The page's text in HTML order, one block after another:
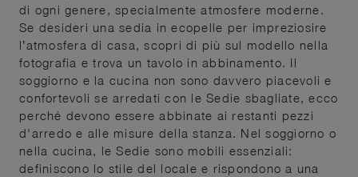
di ogni genere, specialmente atmosfere moderne.
Se desideri una sedia in ecopelle per impreziosire
l’atmosfera di casa, scopri di più sul modello nella
fotografia e trova un tavolo in abbinamento. Il
soggiorno e la cucina non sono davvero piacevoli e
confortevoli se arredati con le Sedie sbagliate, ecco
perché devono essere abbinate ai restanti pezzi
d'arredo e alle misure della stanza. Nel soggiorno o
nella cucina, le Sedie sono mobili essenziali:
definiscono lo stile del locale e rispondono a una